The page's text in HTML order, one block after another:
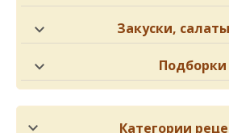
Закуски,
Подборки
Категории